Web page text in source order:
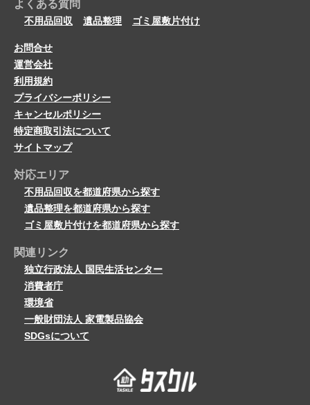
よくある質問
不用品回収 遺品整理 ゴミ屋敷片付け
お問合せ
運営会社
利用規約
プライバシーポリシー
キャンセルポリシー
特定商取引法について
サイトマップ
対応エリア
不用品回収を都道府県から探す
遺品整理を都道府県から探す
ゴミ屋敷片付けを都道府県から探す
関連リンク
独立行政法人 国民生活センター
消費者庁
環境省
一般財団法人 家電製品協会
SDGsについて